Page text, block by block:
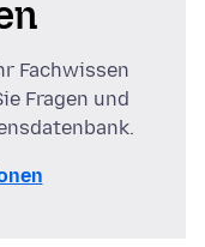
Fachwissen
Fragen und